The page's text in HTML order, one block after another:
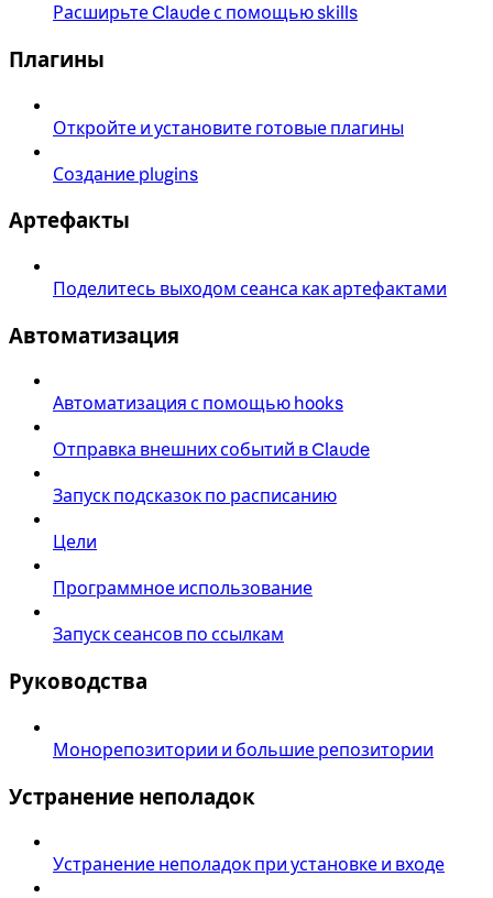
Расширьте Claude с помощью skills
Плагины
Откройте и установите готовые плагины
Создание plugins
Артефакты
Поделитесь выходом сеанса как артефактами
Автоматизация
Автоматизация с помощью hooks
Отправка внешних событий в Claude
Запуск подсказок по расписанию
Цели
Программное использование
Запуск сеансов по ссылкам
Руководства
Монорепозитории и большие репозитории
Устранение неполадок
Устранение неполадок при установке и входе